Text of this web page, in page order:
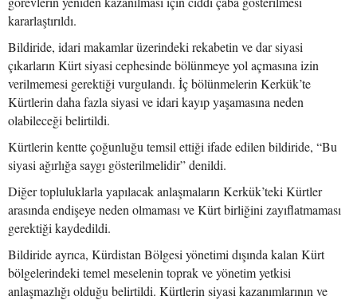
kararlaştırıldı.
Bildiride, idari makamlar üzerindeki rekabetin ve dar siyasi
çıkarların Kürt siyasi cephesinde bölünmeye yol açmasına izin
verilmemesi gerektiği vurgulandı. İç bölünmelerin Kerkük’te
Kürtlerin daha fazla siyasi ve idari kayıp yaşamasına neden
olabileceği belirtildi.
Kürtlerin kentte çoğunluğu temsil ettiği ifade edilen bildiride, “Bu
siyasi ağırlığa saygı gösterilmelidir” denildi.
Diğer topluluklarla yapılacak anlaşmaların Kerkük’teki Kürtler
arasında endişeye neden olmaması ve Kürt birliğini zayıflatmaması
gerektiği kaydedildi.
Bildiride ayrıca, Kürdistan Bölgesi yönetimi dışında kalan Kürt
bölgelerindeki temel meselenin toprak ve yönetim yetkisi
anlaşmazlığı olduğu belirtildi. Kürtlerin siyasi kazanımlarının ve